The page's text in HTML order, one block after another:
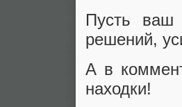
Пусть ваш
решений,
А в
находки!